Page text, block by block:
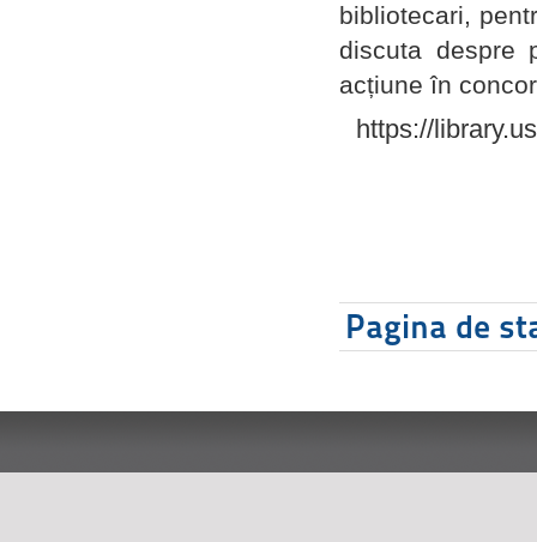
bibliotecari,
discuta despre
acțiune în
https://
Pagina de